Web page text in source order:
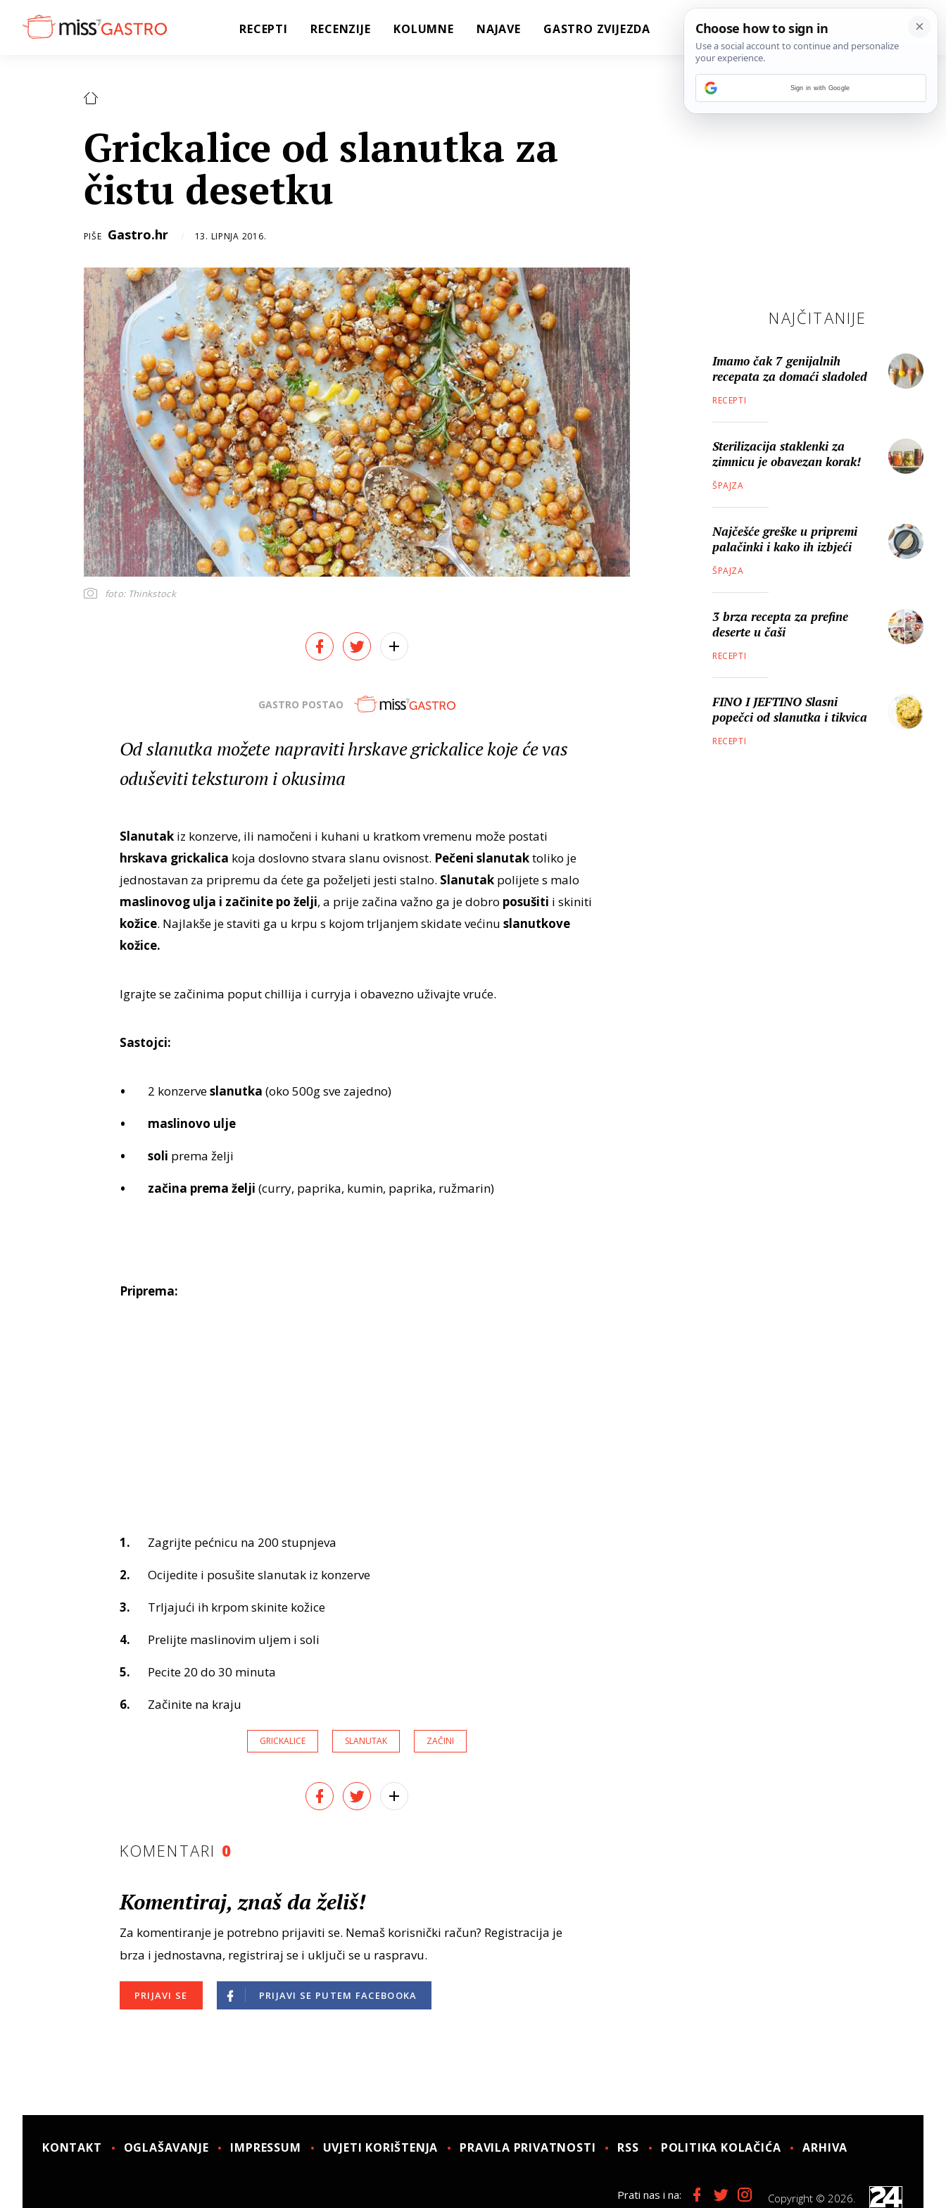
RECEPTI RECENZIJE KOLUMNE NAJAVE GASTRO ZVIJEZDA
Grickalice od slanutka za
čistu desetku
PIŠE Gastro.hr 13. LIPNJA 2016.
foto: Thinkstock
GASTRO POSTAO
Od slanutka možete napraviti hrskave grickalice koje će vas
oduševiti teksturom i okusima
Slanutak iz konzerve, ili namočeni i kuhani u kratkom vremenu može postati
hrskava grickalica koja doslovno stvara slanu ovisnost. Pečeni slanutaktoliko je
jednostavan za pripremu da ćete ga poželjeti jesti stalno. Slanutak polijete s malo
maslinovog ulja i začinite po želji, a prije začina važno ga je dobro posušiti i skiniti
kožice. Najlakše je staviti ga u krpu s kojom trljanjem skidate većinu slanutkove
kožice.
Igrajte se začinima poput chillija i curryja i obavezno uživajte vruće.
Sastojci:
2 konzerveslanutka (oko 500g sve zajedno)
maslinovo ulje
soli prema želji
začina prema želji (curry, paprika, kumin, paprika, ružmarin)
Priprema:
Zagrijte pećnicu na 200 stupnjeva
Ocijedite i posušite slanutak iz konzerve
Trljajući ih krpom skinite kožice
Prelijte maslinovim uljem i soli
Pecite 20 do 30 minuta
Začinite na kraju
GRICKALICE SLANUTAK ZAČINI
KOMENTARI 0
Komentiraj, znaš da želiš!
Za komentiranje je potrebno prijaviti se. Nemaš korisnički račun? Registracija je
brza i jednostavna, registriraj se i uključi se u raspravu.
PRIJAVI SE PRIJAVI SE PUTEM FACEBOOKA
NAJČITANIJE
Imamo čak 7 genijalnih
recepata za domaći sladoled
RECEPTI
Sterilizacija staklenki za
zimnicu je obavezan korak!
ŠPAJZA
Najčešće greške u pripremi
palačinki i kako ih izbjeći
ŠPAJZA
3 brza recepta za prefine
deserte u čaši
RECEPTI
FINO I JEFTINO Slasni
popečci od slanutka i tikvica
RECEPTI
KONTAKT OGLAŠAVANJE IMPRESSUM UVJETI KORIŠTENJA PRAVILA PRIVATNOSTI RSS POLITIKA KOLAČIĆA ARHIVA
Prati nas i na: Copyright © 2026.
Sign in with Google